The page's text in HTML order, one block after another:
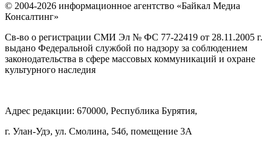
© 2004-2026 информационное агентство «Байкал Медиа
Консалтинг»
Св-во о регистрации СМИ Эл № ФС 77-22419 от 28.11.2005 г.
выдано Федеральной службой по надзору за соблюдением
законодательства в сфере массовых коммуникаций и охране
культурного наследия
Адрес редакции: 670000, Республика Бурятия,
г. Улан-Удэ, ул. Смолина, 54б, помещение 3А